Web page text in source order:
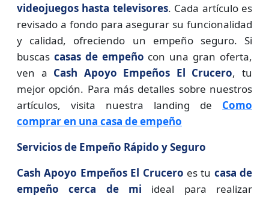
videojuegos hasta televisores. Cada artículo es
revisado a fondo para asegurar su funcionalidad
y calidad, ofreciendo un empeño seguro. Si
buscas casas de empeño con una gran oferta,
ven a Cash Apoyo Empeños El Crucero, tu
mejor opción. Para más detalles sobre nuestros
artículos, visita nuestra landing de Como
comprar en una casa de empeño
Servicios de Empeño Rápido y Seguro
Cash Apoyo Empeños El Crucero es tu casa de
empeño cerca de mi ideal para realizar